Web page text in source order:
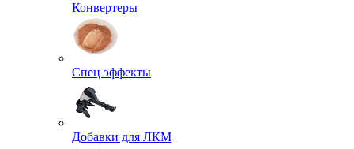
Конвертеры
Спец эффекты
Добавки для ЛКМ